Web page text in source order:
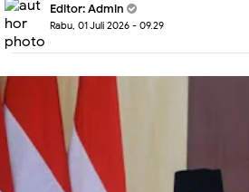
Editor: Admin
Rabu, 01 Juli 2026 - 09.29